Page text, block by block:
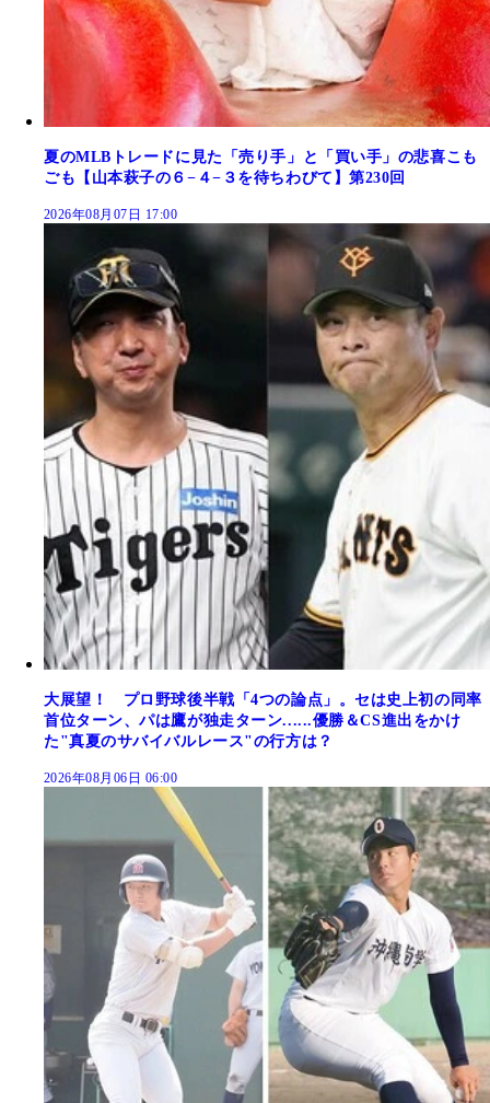
夏のMLBトレードに見た「売り手」と「買い手」の悲喜こも
ごも【山本萩子の６−４−３を待ちわびて】第230回
2026年08月07日 17:00
大展望！ プロ野球後半戦「4つの論点」。セは史上初の同率
首位ターン、パは鷹が独走ターン......優勝＆CS進出をかけ
た"真夏のサバイバルレース"の行方は？
2026年08月06日 06:00